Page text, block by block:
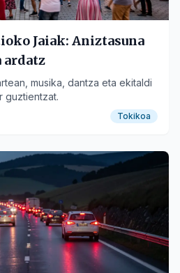
Jaiak: Aniztasuna
ardatz
musika, dantza eta ekitaldi
guztientzat.
Tokikoa